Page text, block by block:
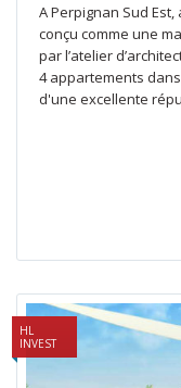
A Perpignan Sud Est,
conçu comme une
par l’atelier
4 appartements
d'une excellente
HL
INVEST